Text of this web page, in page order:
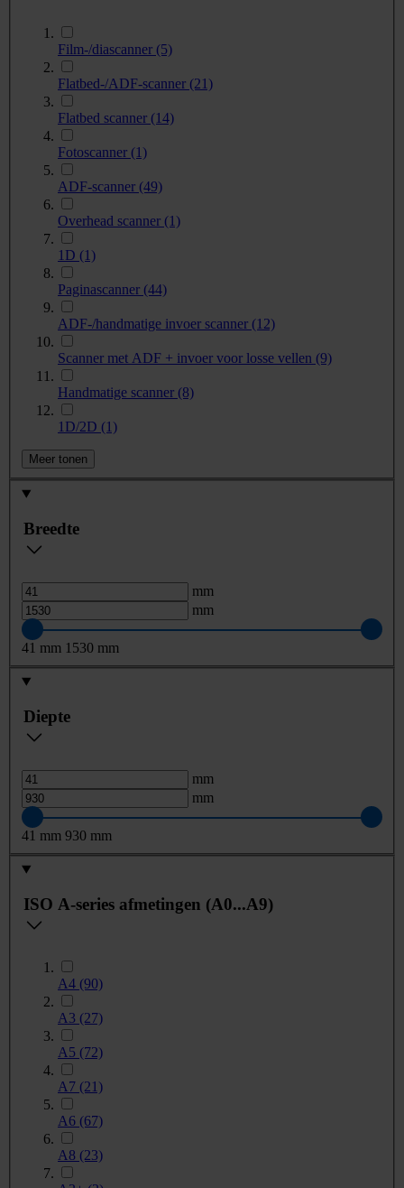
Film-/diascanner (5)
Flatbed-/ADF-scanner (21)
Flatbed scanner (14)
Fotoscanner (1)
ADF-scanner (49)
Overhead scanner (1)
1D (1)
Paginascanner (44)
ADF-/handmatige invoer scanner (12)
Scanner met ADF + invoer voor losse vellen (9)
Handmatige scanner (8)
1D/2D (1)
Meer tonen
Breedte
mm
mm
41 mm 1530 mm
Diepte
mm
mm
41 mm 930 mm
ISO A-series afmetingen (A0...A9)
A4 (90)
A3 (27)
A5 (72)
A7 (21)
A6 (67)
A8 (23)